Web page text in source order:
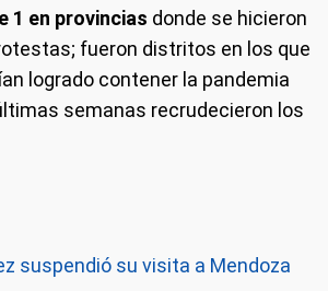
1 en provincias donde se hicieron
fueron distritos en los que
logrado contener la pandemia
semanas recrudecieron los
suspendió su visita a Mendoza